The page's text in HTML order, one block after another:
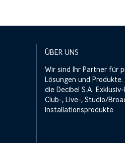
ÜBER UNS
Wir sind Ihr Partner für
Lösungen und
die Decibel S.A.
Club-, Live-, Studio/
Installationsprodukte.